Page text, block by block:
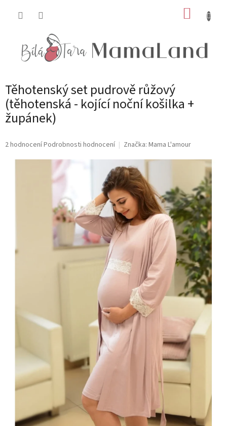
Těhotenský set pudrově růžový
(těhotenská - kojící noční košilka +
župánek)
Průměrné
2 hodnoceníPodrobnosti hodnocení Značka: Mama L'amour